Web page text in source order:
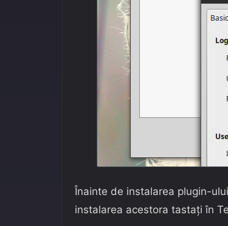
Înainte de instalarea plugin-
instalarea acestora tastați în